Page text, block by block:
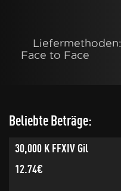
Liefermethoden:
Face to Face
Beliebte Beträge:
30,000 K FFXIV Gil
12.74€